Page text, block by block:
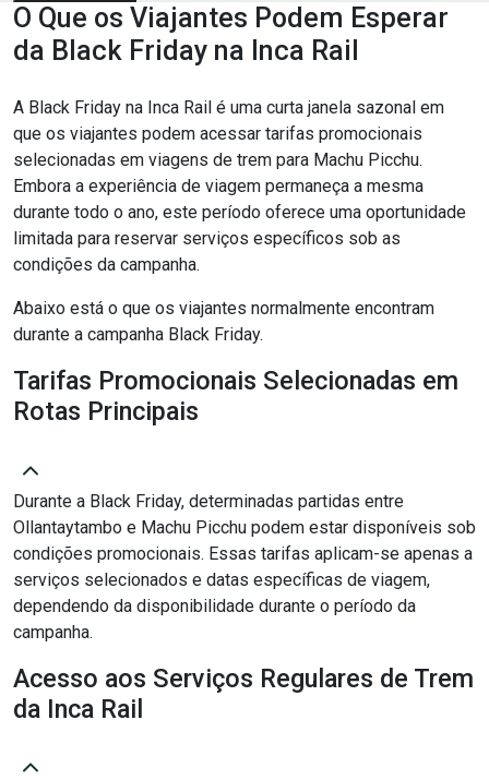
O Que os Viajantes Podem Esperar
da Black Friday na Inca Rail
A Black Friday na Inca Rail é uma curta janela sazonal em
que os viajantes podem acessar tarifas promocionais
selecionadas em viagens de trem para Machu Picchu.
Embora a experiência de viagem permaneça a mesma
durante todo o ano, este período oferece uma oportunidade
limitada para reservar serviços específicos sob as
condições da campanha.
Abaixo está o que os viajantes normalmente encontram
durante a campanha Black Friday.
Tarifas Promocionais Selecionadas em
Rotas Principais
Durante a Black Friday, determinadas partidas entre
Ollantaytambo e Machu Picchu podem estar disponíveis sob
condições promocionais. Essas tarifas aplicam-se apenas a
serviços selecionados e datas específicas de viagem,
dependendo da disponibilidade durante o período da
campanha.
Acesso aos Serviços Regulares de Trem
da Inca Rail